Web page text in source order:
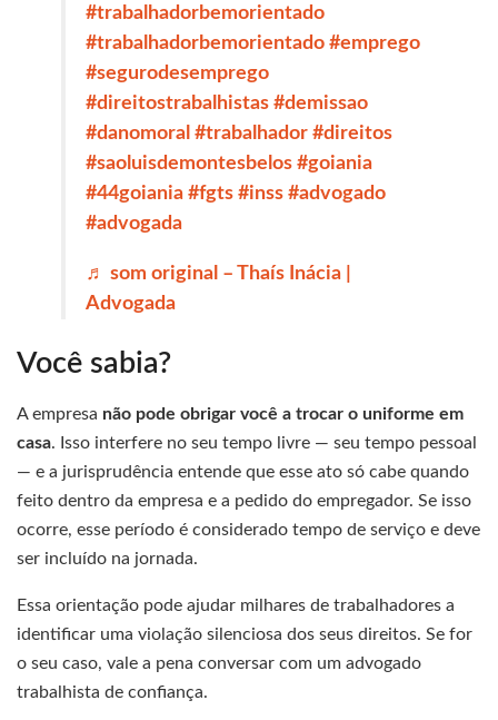
#trabalhadorbemorientado
#trabalhadorbemorientado #emprego
#segurodesemprego
#direitostrabalhistas #demissao
#danomoral #trabalhador #direitos
#saoluisdemontesbelos #goiania
#44goiania #fgts #inss #advogado
#advogada
♬ som original – Thaís Inácia |
Advogada
Você sabia?
A empresa não pode obrigar você a trocar o uniforme em
casa. Isso interfere no seu tempo livre — seu tempo pessoal
— e a jurisprudência entende que esse ato só cabe quando
feito dentro da empresa e a pedido do empregador. Se isso
ocorre, esse período é considerado tempo de serviço e deve
ser incluído na jornada.
Essa orientação pode ajudar milhares de trabalhadores a
identificar uma violação silenciosa dos seus direitos. Se for
o seu caso, vale a pena conversar com um advogado
trabalhista de confiança.